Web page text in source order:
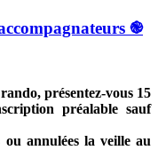
֎
présentez-vous 15
préalable sauf
annulées la veille au